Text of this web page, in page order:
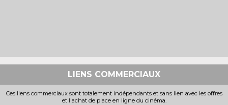
LIENS COMMERCIAUX
Ces liens commerciaux sont totalement indépendants et sans lien avec les offres
et l'achat de place en ligne du cinéma.